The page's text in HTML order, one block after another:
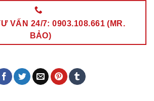
VẤN 24/7: 0903.108.661 (MR.
BẢO)